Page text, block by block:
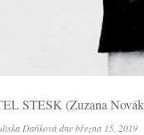
STESK (Zuzana
Daňkovádnebřezna 15, 2019